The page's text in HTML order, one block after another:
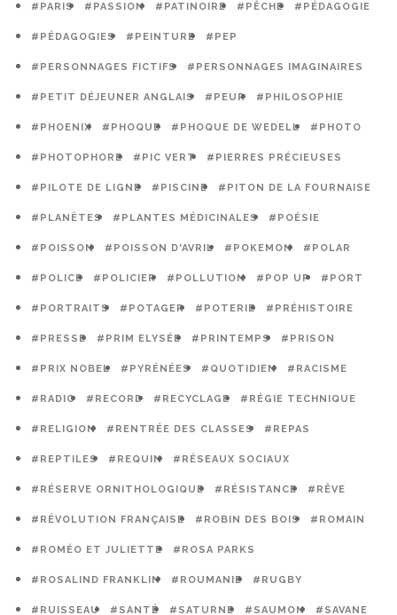
#PARIS #PASSION #PATINOIRE #PÊCHE #PÉDAGOGIE
#PÉDAGOGIES #PEINTURE #PEP
#PERSONNAGES FICTIFS #PERSONNAGES IMAGINAIRES
#PETIT DÉJEUNER ANGLAIS #PEUR #PHILOSOPHIE
#PHOENIX #PHOQUE #PHOQUE DE WEDELL #PHOTO
#PHOTOPHORE #PIC VERT #PIERRES PRÉCIEUSES
#PILOTE DE LIGNE #PISCINE #PITON DE LA FOURNAISE
#PLANÈTES #PLANTES MÉDICINALES #POÉSIE
#POISSON #POISSON D'AVRIL #POKEMON #POLAR
#POLICE #POLICIER #POLLUTION #POP UP #PORT
#PORTRAITS #POTAGER #POTERIE #PRÉHISTOIRE
#PRESSE #PRIM ELYSÉE #PRINTEMPS #PRISON
#PRIX NOBEL #PYRÉNÉES #QUOTIDIEN #RACISME
#RADIO #RECORD #RECYCLAGE #RÉGIE TECHNIQUE
#RELIGION #RENTRÉE DES CLASSES #REPAS
#REPTILES #REQUIN #RÉSEAUX SOCIAUX
#RÉSERVE ORNITHOLOGIQUE #RÉSISTANCE #RÊVE
#RÉVOLUTION FRANÇAISE #ROBIN DES BOIS #ROMAIN
#ROMÉO ET JULIETTE #ROSA PARKS
#ROSALIND FRANKLIN #ROUMANIE #RUGBY
#RUISSEAU #SANTÉ #SATURNE #SAUMON #SAVANE